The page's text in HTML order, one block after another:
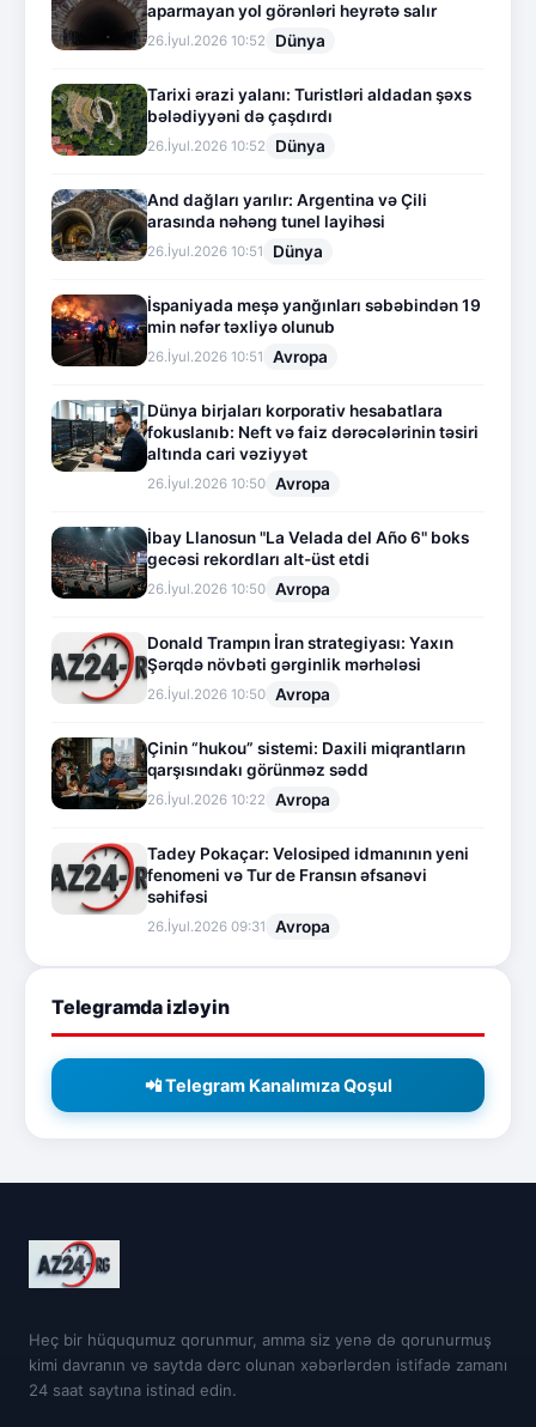
aparmayan yol görənləri heyrətə salır
26.İyul.2026 10:52 Dünya
Tarixi ərazi yalanı: Turistləri aldadan şəxs
bələdiyyəni də çaşdırdı
26.İyul.2026 10:52 Dünya
And dağları yarılır: Argentina və Çili
arasında nəhəng tunel layihəsi
26.İyul.2026 10:51 Dünya
İspaniyada meşə yanğınları səbəbindən 19
min nəfər təxliyə olunub
26.İyul.2026 10:51 Avropa
Dünya birjaları korporativ hesabatlara
fokuslanıb: Neft və faiz dərəcələrinin təsiri
altında cari vəziyyət
26.İyul.2026 10:50 Avropa
İbay Llanosun "La Velada del Año 6" boks
gecəsi rekordları alt-üst etdi
26.İyul.2026 10:50 Avropa
Donald Trampın İran strategiyası: Yaxın
Şərqdə növbəti gərginlik mərhələsi
26.İyul.2026 10:50 Avropa
Çinin “hukou” sistemi: Daxili miqrantların
qarşısındakı görünməz sədd
26.İyul.2026 10:22 Avropa
Tadey Pokaçar: Velosiped idmanının yeni
fenomeni və Tur de Fransın əfsanəvi
səhifəsi
26.İyul.2026 09:31 Avropa
Telegramda izləyin
📲 Telegram Kanalımıza Qoşul
Heç bir hüququmuz qorunmur, amma siz yenə də qorunurmuş
kimi davranın və saytda dərc olunan xəbərlərdən istifadə zamanı
24 saat saytına istinad edin.